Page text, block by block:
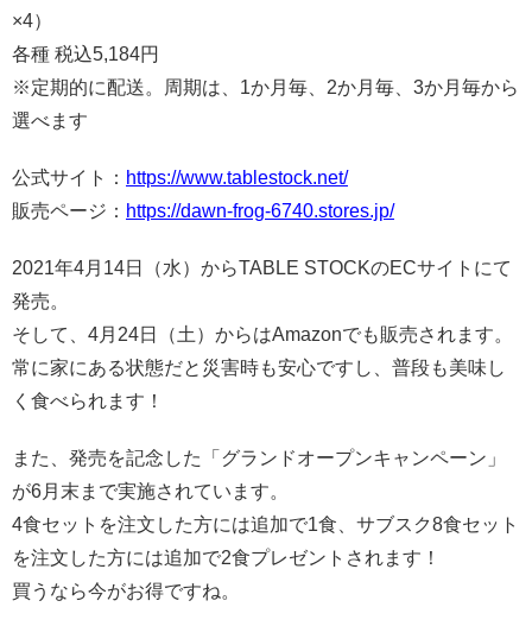
×4）
各種 税込5,184円
※定期的に配送。周期は、1か月毎、2か月毎、3か月毎から
選べます
公式サイト： https://www.tablestock.net/
販売ページ： https://dawn-frog-6740.stores.jp/
2021年4月14日（水）からTABLE STOCKのECサイトにて
発売。
そして、4月24日（土）からはAmazonでも販売されます。
常に家にある状態だと災害時も安心ですし、普段も美味し
く食べられます！
また、発売を記念した「グランドオープンキャンペーン」
が6月末まで実施されています。
4食セットを注文した方には追加で1食、サブスク8食セット
を注文した方には追加で2食プレゼントされます！
買うなら今がお得ですね。